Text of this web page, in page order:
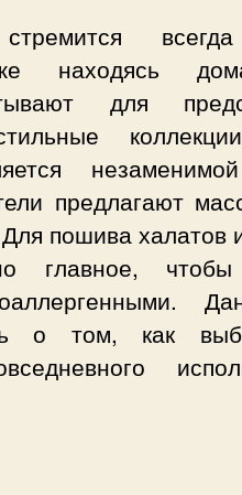
всегда
находясь
для
предлагают
пошива халатов
главное,
о том, как